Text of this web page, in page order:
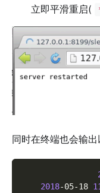
立即平滑重启(
同时在终端也会输
2018-05-18